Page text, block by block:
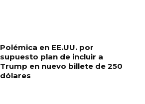
Polémica en EE.UU. por
supuesto plan de incluir a
Trump en nuevo billete de 250
dólares